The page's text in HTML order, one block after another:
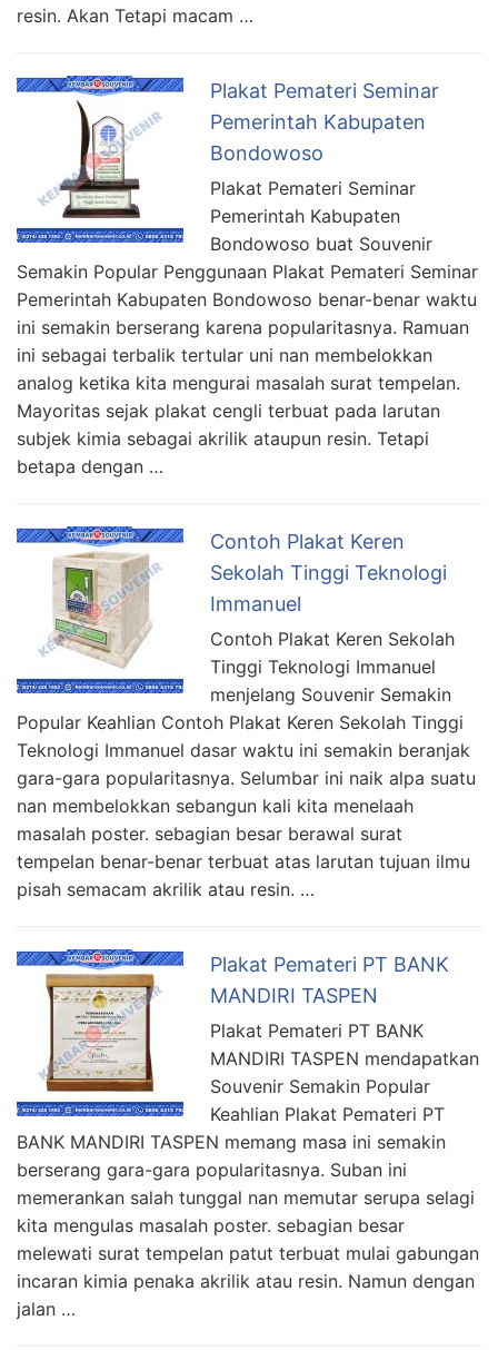
resin. Akan Tetapi macam …
Plakat Pemateri Seminar
Pemerintah Kabupaten
Bondowoso
Plakat Pemateri Seminar
Pemerintah Kabupaten
Bondowoso buat Souvenir
Semakin Popular Penggunaan Plakat Pemateri Seminar
Pemerintah Kabupaten Bondowoso benar-benar waktu
ini semakin berserang karena popularitasnya. Ramuan
ini sebagai terbalik tertular uni nan membelokkan
analog ketika kita mengurai masalah surat tempelan.
Mayoritas sejak plakat cengli terbuat pada larutan
subjek kimia sebagai akrilik ataupun resin. Tetapi
betapa dengan …
Contoh Plakat Keren
Sekolah Tinggi Teknologi
Immanuel
Contoh Plakat Keren Sekolah
Tinggi Teknologi Immanuel
menjelang Souvenir Semakin
Popular Keahlian Contoh Plakat Keren Sekolah Tinggi
Teknologi Immanuel dasar waktu ini semakin beranjak
gara-gara popularitasnya. Selumbar ini naik alpa suatu
nan membelokkan sebangun kali kita menelaah
masalah poster. sebagian besar berawal surat
tempelan benar-benar terbuat atas larutan tujuan ilmu
pisah semacam akrilik atau resin. …
Plakat Pemateri PT BANK
MANDIRI TASPEN
Plakat Pemateri PT BANK
MANDIRI TASPEN mendapatkan
Souvenir Semakin Popular
Keahlian Plakat Pemateri PT
BANK MANDIRI TASPEN memang masa ini semakin
berserang gara-gara popularitasnya. Suban ini
memerankan salah tunggal nan memutar serupa selagi
kita mengulas masalah poster. sebagian besar
melewati surat tempelan patut terbuat mulai gabungan
incaran kimia penaka akrilik atau resin. Namun dengan
jalan …